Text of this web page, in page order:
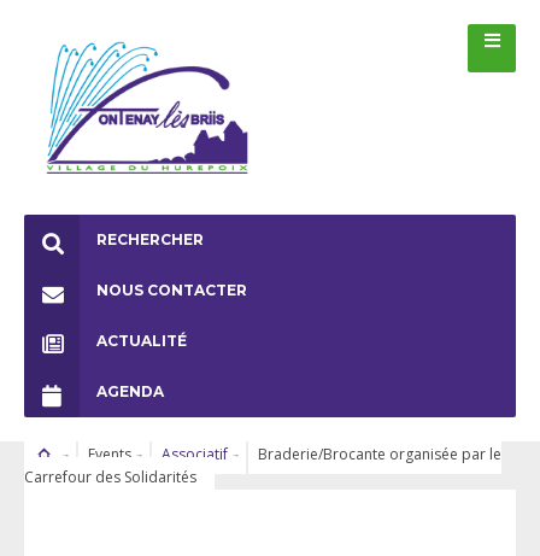
RECHERCHER
NOUS CONTACTER
ACTUALITÉ
AGENDA
Events Associatif
Braderie/Brocante organisée par le
Carrefour des Solidarités